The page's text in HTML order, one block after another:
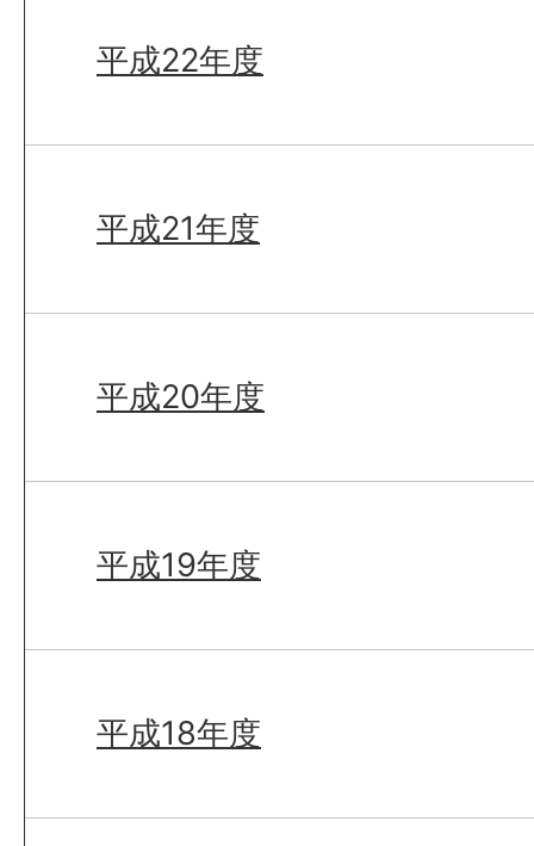
平成22年度
平成21年度
平成20年度
平成19年度
平成18年度